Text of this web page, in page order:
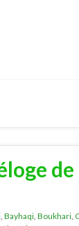
Bayhaqi Boukhari